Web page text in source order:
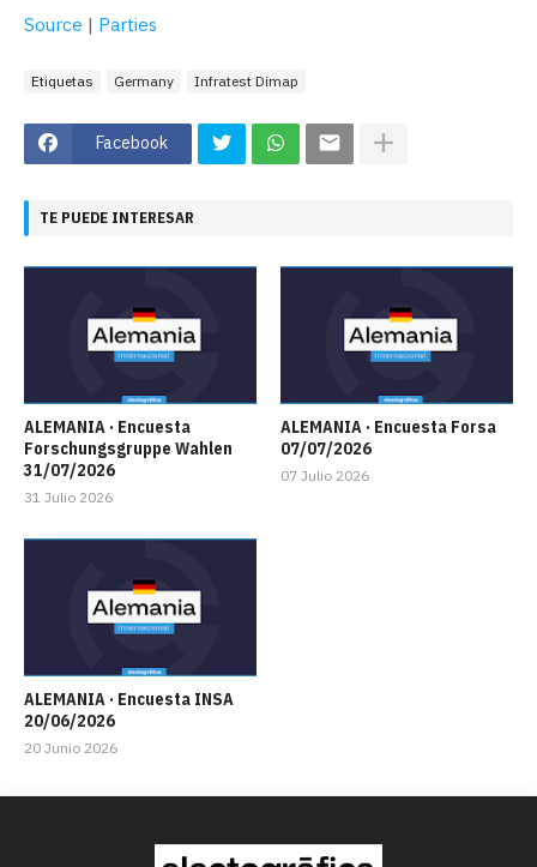
Source | Parties
Etiquetas Germany Infratest Dimap
Facebook
TE PUEDE INTERESAR
ALEMANIA · Encuesta
Forschungsgruppe Wahlen
31/07/2026
31 Julio 2026
ALEMANIA · Encuesta Forsa
07/07/2026
07 Julio 2026
ALEMANIA · Encuesta INSA
20/06/2026
20 Junio 2026